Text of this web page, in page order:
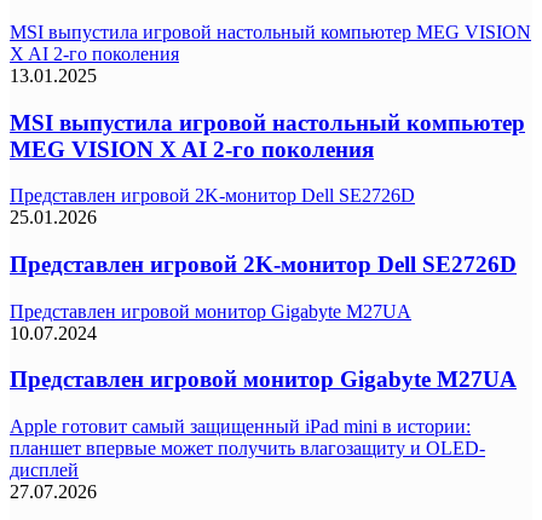
MSI выпустила игровой настольный компьютер MEG VISION
X AI 2-го поколения
13.01.2025
MSI выпустила игровой настольный компьютер
MEG VISION X AI 2-го поколения
Представлен игровой 2K-монитор Dell SE2726D
25.01.2026
Представлен игровой 2K-монитор Dell SE2726D
Представлен игровой монитор Gigabyte M27UA
10.07.2024
Представлен игровой монитор Gigabyte M27UA
Apple готовит самый защищенный iPad mini в истории:
планшет впервые может получить влагозащиту и OLED-
дисплей
27.07.2026